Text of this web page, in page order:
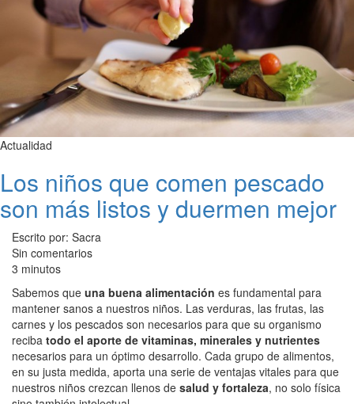
Actualidad
Los niños que comen pescado
son más listos y duermen mejor
Escrito por: Sacra
Sin comentarios
3 minutos
Sabemos que una buena alimentación es fundamental para
mantener sanos a nuestros niños. Las verduras, las frutas, las
carnes y los pescados son necesarios para que su organismo
reciba todo el aporte de vitaminas, minerales y nutrientes
necesarios para un óptimo desarrollo. Cada grupo de alimentos,
en su justa medida, aporta una serie de ventajas vitales para que
nuestros niños crezcan llenos de salud y fortaleza, no solo física